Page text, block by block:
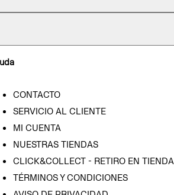
CONTACTO
SERVICIO AL CLIENTE
MI CUENTA
NUESTRAS TIENDAS
CLICK&COLLECT - RETIRO EN TIENDA
TÉRMINOS Y CONDICIONES